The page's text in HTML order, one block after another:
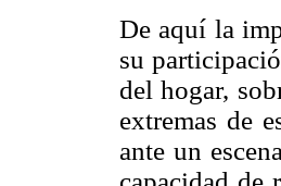
De aquí la
su
del hogar,
extremas de
ante un